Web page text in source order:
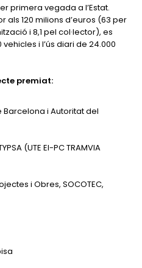
primera vegada a l’Estat.
als 120 milions d’euros (63 per
i 8,1 pel col·lector), es
i l’ús diari de 24.000
premiat:
i Autoritat del
(UTE EI-PC TRAMVIA
i Obres, SOCOTEC,